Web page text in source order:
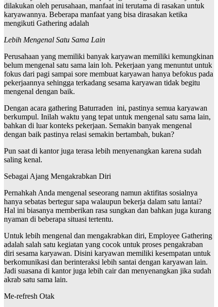
dilakukan oleh perusahaan, manfaat ini terutama di rasakan untuk
karyawannya. Beberapa manfaat yang bisa dirasakan ketika
mengikuti Gathering adalah
Lebih Mengenal Satu Sama Lain
Perusahaan yang memiliki banyak karyawan memiliki kemungkinan
belum mengenal satu sama lain loh. Pekerjaan yang menuntut untuk
fokus dari pagi sampai sore membuat karyawan hanya befokus pada
pekerjaannya sehingga terkadang sesama karyawan tidak begitu
mengenal dengan baik.
Dengan acara gathering Baturraden ini, pastinya semua karyawan
berkumpul. Inilah waktu yang tepat untuk mengenal satu sama lain,
bahkan di luar konteks pekerjaan. Semakin banyak mengenal
dengan baik pastinya relasi semakin bertambah, bukan?
Pun saat di kantor juga terasa lebih menyenangkan karena sudah
saling kenal.
Sebagai Ajang Mengakrabkan Diri
Pernahkah Anda mengenal seseorang namun aktifitas sosialnya
hanya sebatas bertegur sapa walaupun bekerja dalam satu lantai?
Hal ini biasanya memberikan rasa sungkan dan bahkan juga kurang
nyaman di beberapa situasi tertentu.
Untuk lebih mengenal dan mengakrabkan diri, Employee Gathering
adalah salah satu kegiatan yang cocok untuk proses pengakraban
diri sesama karyawan. Disini karyawan memiliki kesempatan untuk
berkomunikasi dan berinteraksi lebih santai dengan karyawan lain.
Jadi suasana di kantor juga lebih cair dan menyenangkan jika sudah
akrab satu sama lain.
Me-refresh Otak